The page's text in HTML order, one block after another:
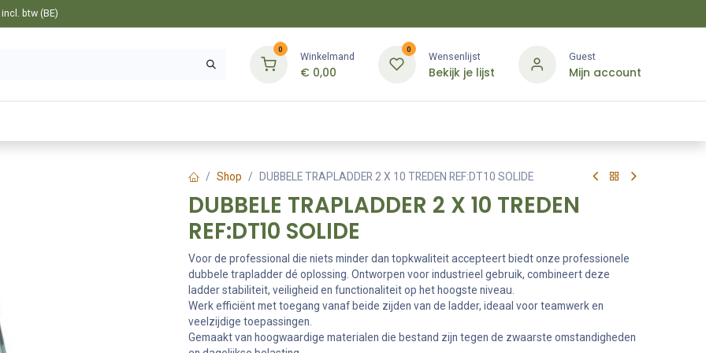
btw (BE)
0
Winkelmand
€ 0,00
0
Wensenlijst
Bekijk je lijst
Guest
Mijn account
Shop DUBBELE TRAPLADDER 2 X 10 TREDEN REF:DT10 SOLIDE
DUBBELE TRAPLADDER 2 X 10 TREDEN
REF:DT10 SOLIDE
Voor de professional die niets minder dan topkwaliteit accepteert biedt onze professionele
dubbele trapladder dé oplossing. Ontworpen voor industrieel gebruik, combineert deze
ladder stabiliteit, veiligheid en functionaliteit op het hoogste niveau.
Werk efficiënt met toegang vanaf beide zijden van de ladder, ideaal voor teamwerk en
veelzijdige toepassingen.
Gemaakt van hoogwaardige materialen die bestand zijn tegen de zwaarste omstandigheden